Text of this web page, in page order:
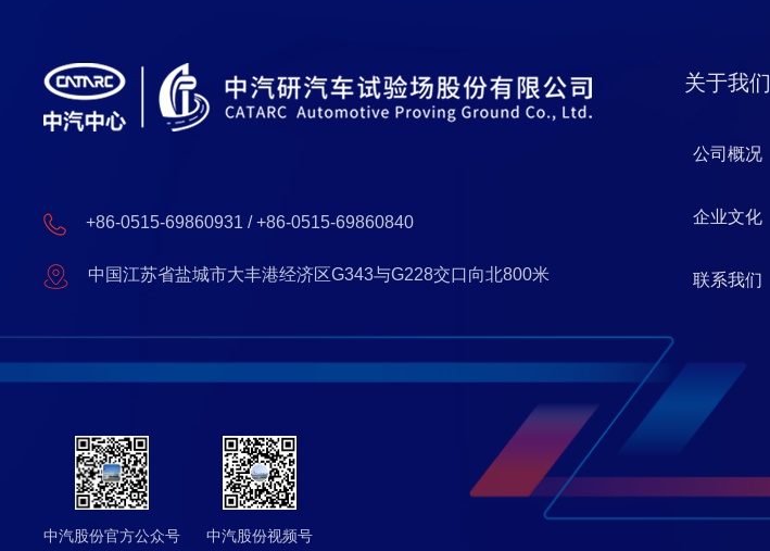
+86-0515-69860931 / +86-0515-69860840
中国江苏省盐城市大丰港经济区G343与G228交口向北800米
中汽股份官方公众号 中汽股份视频号
关于我们
公司概况
企业文化
联系我们